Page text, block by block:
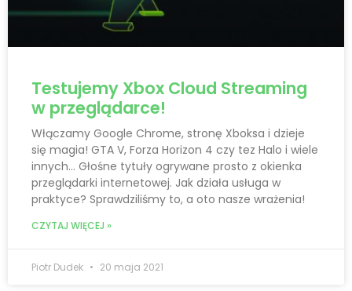
Testujemy Xbox Cloud Streaming
w przeglądarce!
Włączamy Google Chrome, stronę Xboksa i dzieje
się magia! GTA V, Forza Horizon 4 czy tez Halo i wiele
innych… Głośne tytuły ogrywane prosto z okienka
przeglądarki internetowej. Jak działa usługa w
praktyce? Sprawdziliśmy to, a oto nasze wrażenia!
CZYTAJ WIĘCEJ »
Piotr Dudek 20 maja 2021